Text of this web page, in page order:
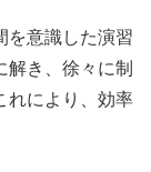
を意識した演習
解き、徐々に制
れにより、効率